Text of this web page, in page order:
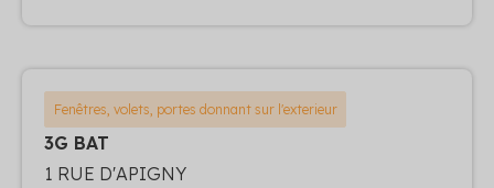
Fenêtres, volets, portes donnant sur l'exterieur
3G BAT
1 RUE D'APIGNY